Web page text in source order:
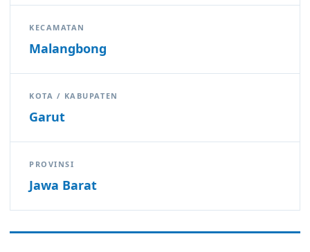
KECAMATAN
Malangbong
KOTA / KABUPATEN
Garut
PROVINSI
Jawa Barat